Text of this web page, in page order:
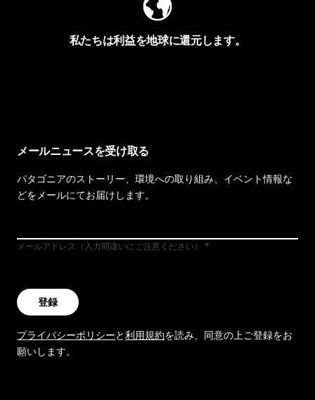
私たちは利益を地球に還元します。
メールニュースを受け取る
パタゴニアのストーリー、環境への取り組み、イベント情報な
どをメールにてお届けします。
メールアドレス（入力間違いにご注意ください）
登録
プライバシーポリシーと利用規約を読み、同意の上ご登録をお
願いします。